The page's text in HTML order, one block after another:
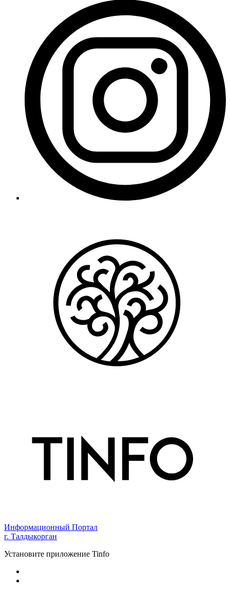
Информационный Портал
г. Талдыкорган
Установите приложение Tinfo